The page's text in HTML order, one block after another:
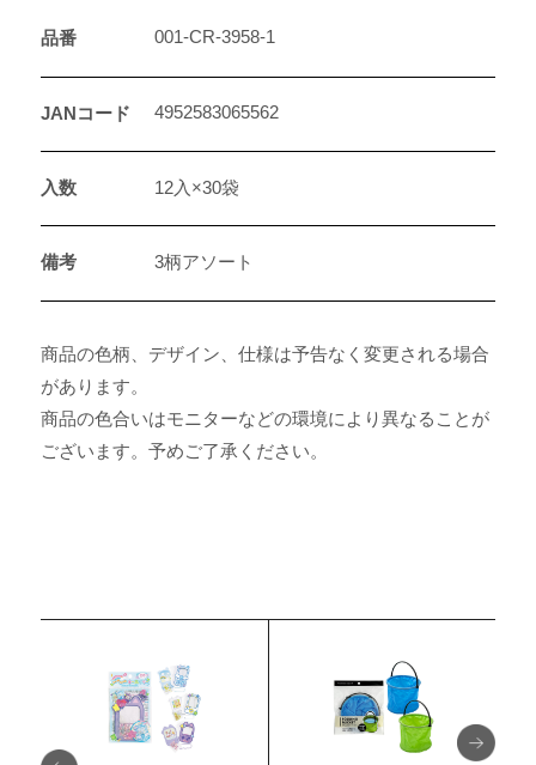
品番 001-CR-3958-1
JANコード 4952583065562
入数 12入×30袋
備考 3柄アソート
商品の色柄、デザイン、仕様は予告なく変更される場合
があります。
商品の色合いはモニターなどの環境により異なることが
ございます。予めご了承ください。